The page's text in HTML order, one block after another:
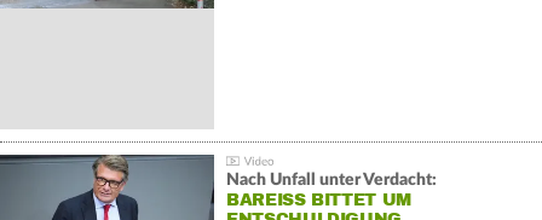
Nach Unfall unter Verdacht:
BAREISS BITTET UM E